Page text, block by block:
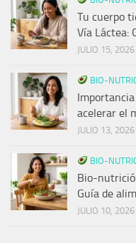
Tu cuerpo
Vía Láctea:
JULIO 15, 2026
BIO-
acelerar el
JULIO 13, 2026
BIO-
Bio-
Guía de
JULIO 10, 2026